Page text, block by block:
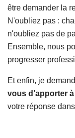
être demander la
N'oubliez pas :
n'oubliez pas de
Ensemble, nous
progresser
Et enfin, je
vous d’apporter
votre réponse